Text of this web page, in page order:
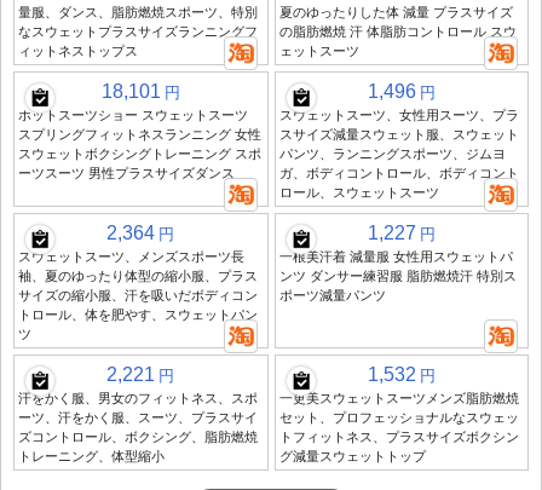
量服、ダンス、脂肪燃焼スポーツ、特別
なスウェットプラスサイズランニングフ
ィットネストップス
夏のゆったりした体 減量 プラスサイズ
の脂肪燃焼 汗 体脂肪コントロール スウ
ェットスーツ
18,101 円
ホットスーツショー スウェットスーツ
スプリングフィットネスランニング 女性
スウェットボクシングトレーニング スポ
ーツスーツ 男性プラスサイズダンス
1,496 円
スウェットスーツ、女性用スーツ、プラ
スサイズ減量スウェット服、スウェット
パンツ、ランニングスポーツ、ジムヨ
ガ、ボディコントロール、ボディコント
ロール、スウェットスーツ
2,364 円
スウェットスーツ、メンズスポーツ長
袖、夏のゆったり体型の縮小服、プラス
サイズの縮小服、汗を吸いだボディコン
トロール、体を肥やす、スウェットパン
ツ
1,227 円
一根美汗着 減量服 女性用スウェットパ
ンツ ダンサー練習服 脂肪燃焼汗 特別ス
ポーツ減量パンツ
2,221 円
汗をかく服、男女のフィットネス、スポ
ーツ、汗をかく服、スーツ、プラスサイ
ズコントロール、ボクシング、脂肪燃焼
トレーニング、体型縮小
1,532 円
一更美スウェットスーツメンズ脂肪燃焼
セット、プロフェッショナルなスウェッ
トフィットネス、プラスサイズボクシン
グ減量スウェットトップ